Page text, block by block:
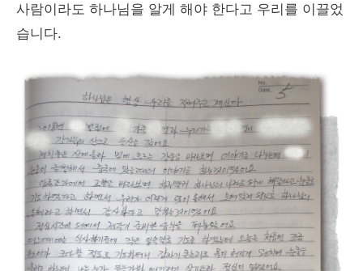
사람이라도 하나님을 알게 해야 한다고 우리를 이끌었
습니다.